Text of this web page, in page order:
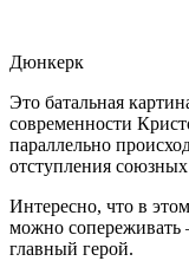
Дюнкерк
Это батальная
современности
параллельно
отступления
Интересно, что в
можно сопереживать
главный герой.